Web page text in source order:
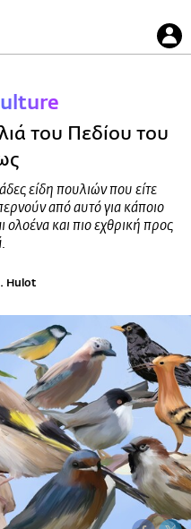
του Πεδίου του
είδη πουλιών που είτε
από αυτό για κάποιο
ολοένα και πιο εχθρική προς
Hulot